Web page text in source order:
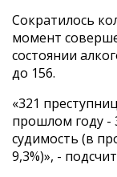
Сократилось
момент
состоянии
до 156.
«321
прошлом году -
судимость (в
9,3%)», -